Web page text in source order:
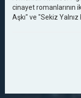
cinayet romanlarının
Aşkı" ve "Sekiz Yalnız